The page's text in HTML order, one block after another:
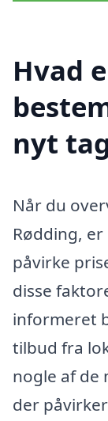
Hvad
nyt
Når du
Rødding,
påvirke
disse
informeret
tilbud fra
nogle af de
der